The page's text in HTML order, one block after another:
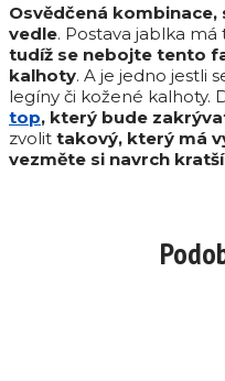
Osvědčená
vedle. Postava jablka má
tudíž se nebojte tento
kalhoty. A je jedno jestli
legíny či kožené kalhoty.
top, který bude
zvolit takový, který má
vezměte si navrch